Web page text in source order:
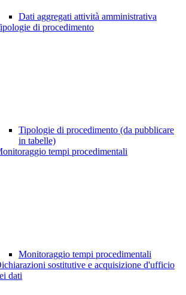
Dati aggregati attività amministrativa
di procedimento
Tipologie di procedimento (da pubblicare
in tabelle)
tempi procedimentali
Monitoraggio tempi procedimentali
sostitutive e acquisizione d'ufficio
dati